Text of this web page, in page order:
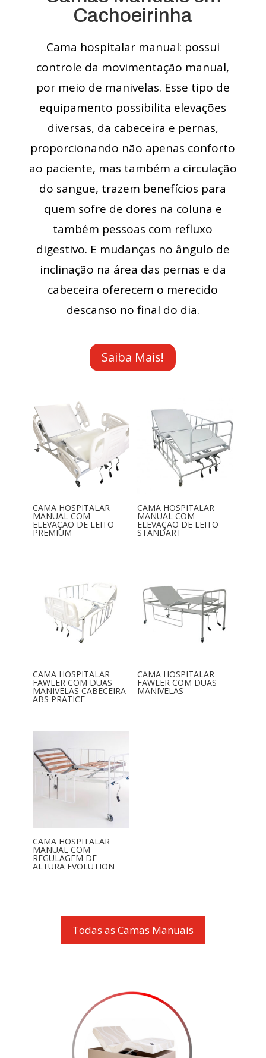
Cachoeirinha
Cama hospitalar manual: possui
controle da movimentação manual,
por meio de manivelas. Esse tipo de
equipamento possibilita elevações
diversas, da cabeceira e pernas,
proporcionando não apenas conforto
ao paciente, mas também a circulação
do sangue, trazem benefícios para
quem sofre de dores na coluna e
também pessoas com refluxo
digestivo. E mudanças no ângulo de
inclinação na área das pernas e da
cabeceira oferecem o merecido
descanso no final do dia.
Saiba Mais!
CAMA HOSPITALAR
MANUAL COM
ELEVAÇÃO DE LEITO
PREMIUM
CAMA HOSPITALAR
MANUAL COM
ELEVAÇÃO DE LEITO
STANDART
CAMA HOSPITALAR
FAWLER COM DUAS
MANIVELAS CABECEIRA
ABS PRATICE
CAMA HOSPITALAR
FAWLER COM DUAS
MANIVELAS
CAMA HOSPITALAR
MANUAL COM
REGULAGEM DE
ALTURA EVOLUTION
Todas as Camas Manuais